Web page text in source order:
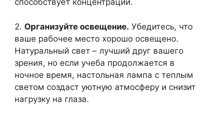
способствует концентрации.
2. Организуйте освещение. Убедитесь, что
ваше рабочее место хорошо освещено.
Натуральный свет – лучший друг вашего
зрения, но если учеба продолжается в
ночное время, настольная лампа с теплым
светом создаст уютную атмосферу и снизит
нагрузку на глаза.